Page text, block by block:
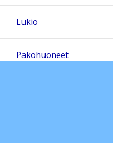
Lukio
Pakohuoneet